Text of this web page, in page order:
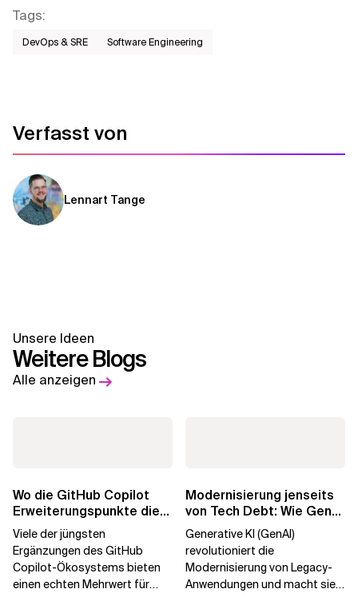
Tags:
DevOps & SRE Software Engineering
Verfasst von
Lennart Tange
Unsere Ideen
Weitere Blogs
Alle anzeigen
Wo die GitHub Copilot
Erweiterungspunkte die
Governance brechen
Viele der jüngsten
Ergänzungen des GitHub
Copilot-Ökosystems bieten
einen echten Mehrwert für
Modernisierung jenseits
von Tech Debt: Wie GenAI
die
Generative KI (GenAI)
revolutioniert die
Modernisierung von Legacy-
Anwendungen und macht sie